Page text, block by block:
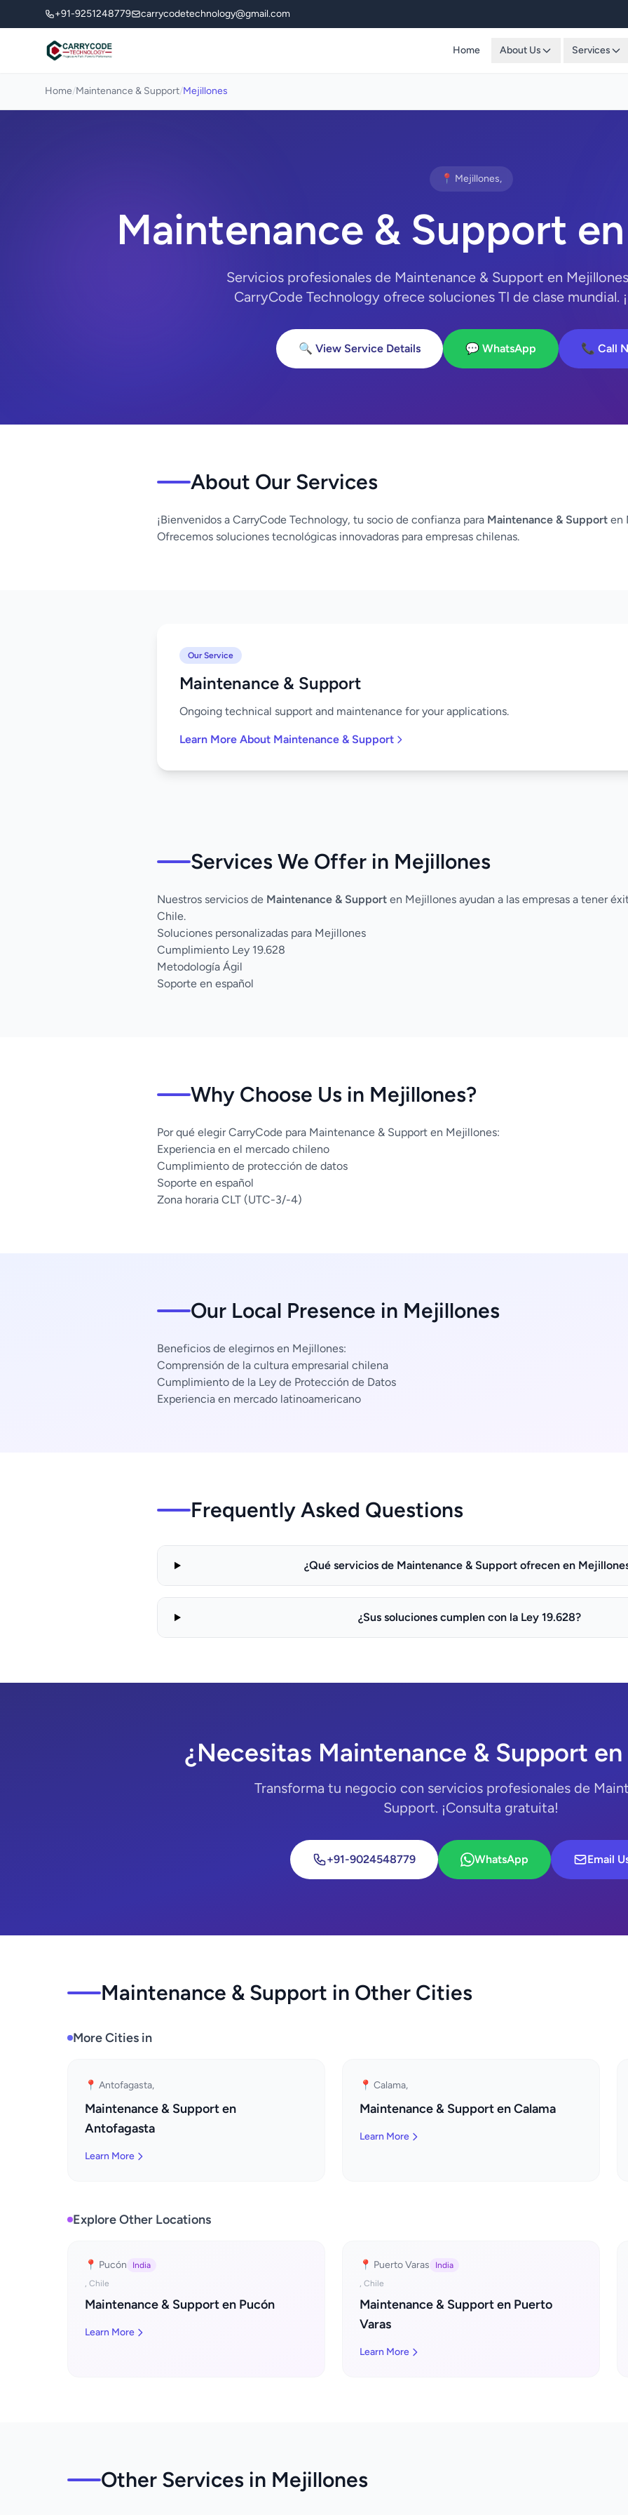
+91-9251248779 carrycodetechnology@gmail.com
Home About Us Services
Home/Maintenance & Support/Mejillones
📍 Mejillones,
Maintenance & Support
Servicios profesionales de Maintenance & Support en
CarryCode Technology ofrece soluciones TI de clase mundial.
🔍 View Service Details 💬 WhatsApp 📞 Call
About Our Services
¡Bienvenidos a CarryCode Technology, tu socio de confianza para Maintenance & Support en
Ofrecemos soluciones tecnológicas innovadoras para empresas chilenas.
Our Service
Maintenance & Support
Ongoing technical support and maintenance for your applications.
Learn More About Maintenance & Support
Services We Offer in Mejillones
Nuestros servicios de Maintenance & Support en Mejillones ayudan a las empresas a tener
Chile.
Soluciones personalizadas para Mejillones
Cumplimiento Ley 19.628
Metodología Ágil
Soporte en español
Why Choose Us in Mejillones?
Por qué elegir CarryCode para Maintenance & Support en Mejillones:
Experiencia en el mercado chileno
Cumplimiento de protección de datos
Soporte en español
Zona horaria CLT (UTC-3/-4)
Our Local Presence in Mejillones
Beneficios de elegirnos en Mejillones:
Comprensión de la cultura empresarial chilena
Cumplimiento de la Ley de Protección de Datos
Experiencia en mercado latinoamericano
Frequently Asked Questions
¿Qué servicios de Maintenance & Support ofrecen en
¿Sus soluciones cumplen con la Ley 19.628?
¿Necesitas Maintenance & Support
Transforma tu negocio con servicios profesionales de
Support. ¡Consulta gratuita!
+91-9024548779 WhatsApp Email
Maintenance & Support in Other Cities
More Cities in
📍 Antofagasta,
Maintenance & Support en
Antofagasta
Learn More
📍 Calama,
Maintenance & Support en Calama
Learn More
Explore Other Locations
📍 Pucón
India
, Chile
Maintenance & Support en Pucón
Learn More
📍 Puerto Varas
India
, Chile
Maintenance & Support en Puerto
Varas
Learn More
Other Services in Mejillones